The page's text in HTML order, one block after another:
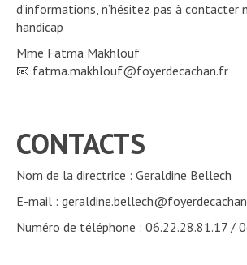
d’informations, n’hésitez pas à
handicap
Mme Fatma Makhlouf
📧 fatma.makhlouf@foyerdecachan.fr
CONTACTS
Nom de la directrice : Geraldine Bellech
E-mail :
Numéro de téléphone : 06.22.28.81.17 /